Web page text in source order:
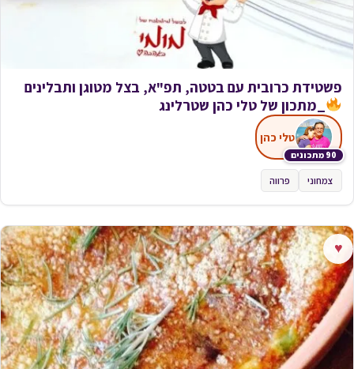
פשטידת כרובית עם בטטה, תפ"א, בצל מטוגן ותבלינים
_מתכון של טלי כהן שטרלינג
90 מתכונים
טלי כהן
צמחוני פרווה
♥